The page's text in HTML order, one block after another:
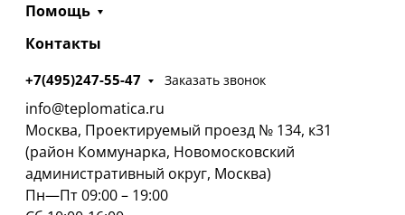
Помощь
Контакты
+7(495)247-55-47 Заказать звонок
info@teplomatica.ru
Москва, Проектируемый проезд № 134, к31
(район Коммунарка, Новомосковский
административный округ, Москва)
Пн—Пт 09:00 – 19:00